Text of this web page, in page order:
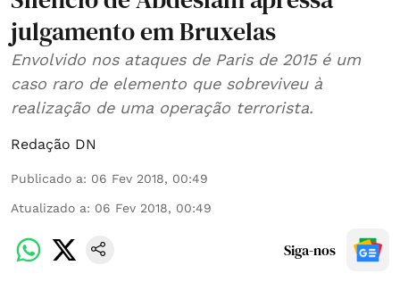
julgamento em Bruxelas
Envolvido nos ataques de Paris de 2015 é um
caso raro de elemento que sobreviveu à
realização de uma operação terrorista.
Redação DN
Publicado a: 06 Fev 2018, 00:49
Atualizado a: 06 Fev 2018, 00:49
Siga-nos